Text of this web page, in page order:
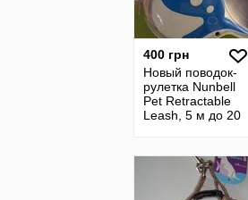
400 грн
Новый поводок-
рулетка Nunbell
Pet Retractable
Leash, 5 м до 20